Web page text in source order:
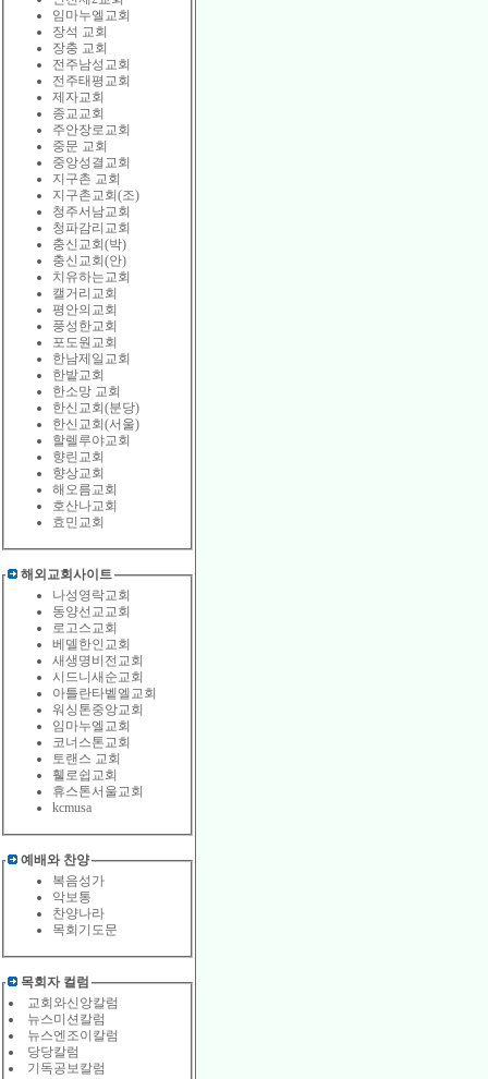
임마누엘교회
장석 교회
장충 교회
전주남성교회
전주태평교회
제자교회
종교교회
주안장로교회
중문 교회
중앙성결교회
지구촌 교회
지구촌교회(조)
청주서남교회
청파감리교회
충신교회(박)
충신교회(안)
치유하는교회
캘거리교회
평안의교회
풍성한교회
포도원교회
한남제일교회
한밭교회
한소망 교회
한신교회(분당)
한신교회(서울)
할렐루야교회
향린교회
향상교회
해오름교회
호산나교회
효민교회
해외교회사이트
나성영락교회
동양선교교회
로고스교회
베델한인교회
새생명비전교회
시드니새순교회
아틀란타벹엘교회
워싱톤중앙교회
임마누엘교회
코너스톤교회
토랜스 교회
휄로쉽교회
휴스톤서울교회
kcmusa
예배와 찬양
복음성가
악보통
찬양나라
목회기도문
목회자 컬럼
교회와신앙칼럼
뉴스미션칼럼
뉴스엔조이칼럼
당당칼럼
기독공보칼럼